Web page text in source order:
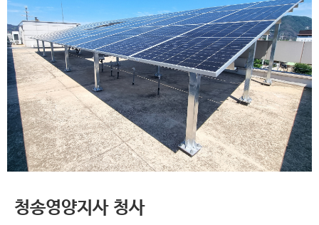
청송영양지사 청사